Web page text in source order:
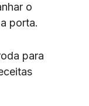
o
porta.
para